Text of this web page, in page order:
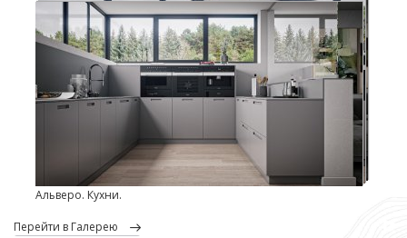
Альверо. Кухни.
перейти в Галерею